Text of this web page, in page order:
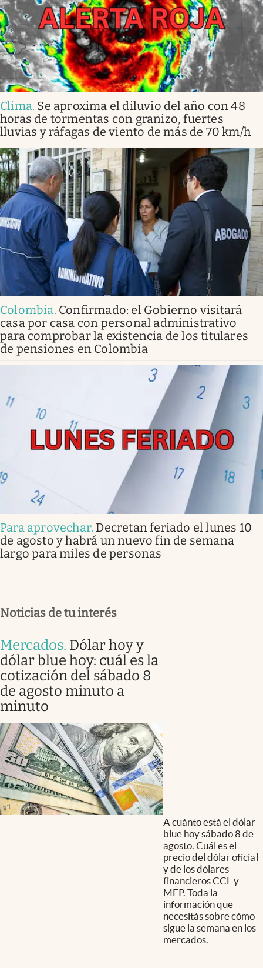
Clima. Se aproxima el diluvio del año con 48
horas de tormentas con granizo, fuertes
lluvias y ráfagas de viento de más de 70 km/h
Colombia. Confirmado: el Gobierno visitará
casa por casa con personal administrativo
para comprobar la existencia de los titulares
de pensiones en Colombia
Para aprovechar. Decretan feriado el lunes 10
de agosto y habrá un nuevo fin de semana
largo para miles de personas
Noticias de tu interés
Mercados. Dólar hoy y
dólar blue hoy: cuál es la
cotización del sábado 8
de agosto minuto a
minuto
A cuánto está el dólar
blue hoy sábado 8 de
agosto. Cuál es el
precio del dólar oficial
y de los dólares
financieros CCL y
MEP. Toda la
información que
necesitás sobre cómo
sigue la semana en los
mercados.